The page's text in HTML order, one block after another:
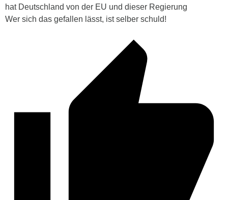
hat Deutschland von der EU und dieser Regierung
Wer sich das gefallen lässt, ist selber schuld!